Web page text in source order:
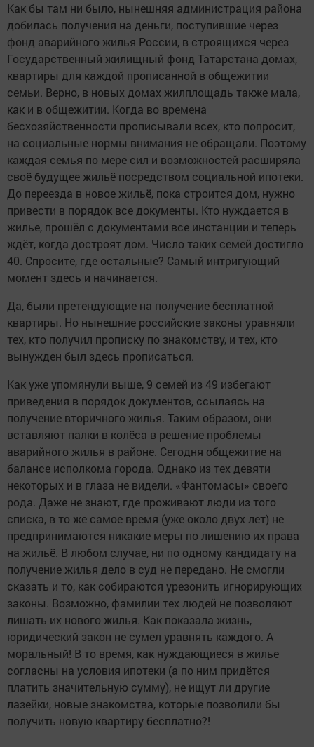
Как бы там ни было, нынешняя администрация района
добилась получения на деньги, поступившие через
фонд аварийного жилья России, в строящихся через
Государственный жилищный фонд Татарстана домах,
квартиры для каждой прописанной в общежитии
семьи. Верно, в новых домах жилплощадь также мала,
как и в общежитии. Когда во времена
бесхозяйственности прописывали всех, кто попросит,
на социальные нормы внимания не обращали. Поэтому
каждая семья по мере сил и возможностей расширяла
своё будущее жильё посредством социальной ипотеки.
До переезда в новое жильё, пока строится дом, нужно
привести в порядок все документы. Кто нуждается в
жилье, прошёл с документами все инстанции и теперь
ждёт, когда достроят дом. Число таких семей достигло
40. Спросите, где остальные? Самый интригующий
момент здесь и начинается.
Да, были претендующие на получение бесплатной
квартиры. Но нынешние российские законы уравняли
тех, кто получил прописку по знакомству, и тех, кто
вынужден был здесь прописаться.
Как уже упомянули выше, 9 семей из 49 избегают
приведения в порядок документов, ссылаясь на
получение вторичного жилья. Таким образом, они
вставляют палки в колёса в решение проблемы
аварийного жилья в районе. Сегодня общежитие на
балансе исполкома города. Однако из тех девяти
некоторых и в глаза не видели. «Фантомасы» своего
рода. Даже не знают, где проживают люди из того
списка, в то же самое время (уже около двух лет) не
предпринимаются никакие меры по лишению их права
на жильё. В любом случае, ни по одному кандидату на
получение жилья дело в суд не передано. Не смогли
сказать и то, как собираются урезонить игнорирующих
законы. Возможно, фамилии тех людей не позволяют
лишать их нового жилья. Как показала жизнь,
юридический закон не сумел уравнять каждого. А
моральный! В то время, как нуждающиеся в жилье
согласны на условия ипотеки (а по ним придётся
платить значительную сумму), не ищут ли другие
лазейки, новые знакомства, которые позволили бы
получить новую квартиру бесплатно?!